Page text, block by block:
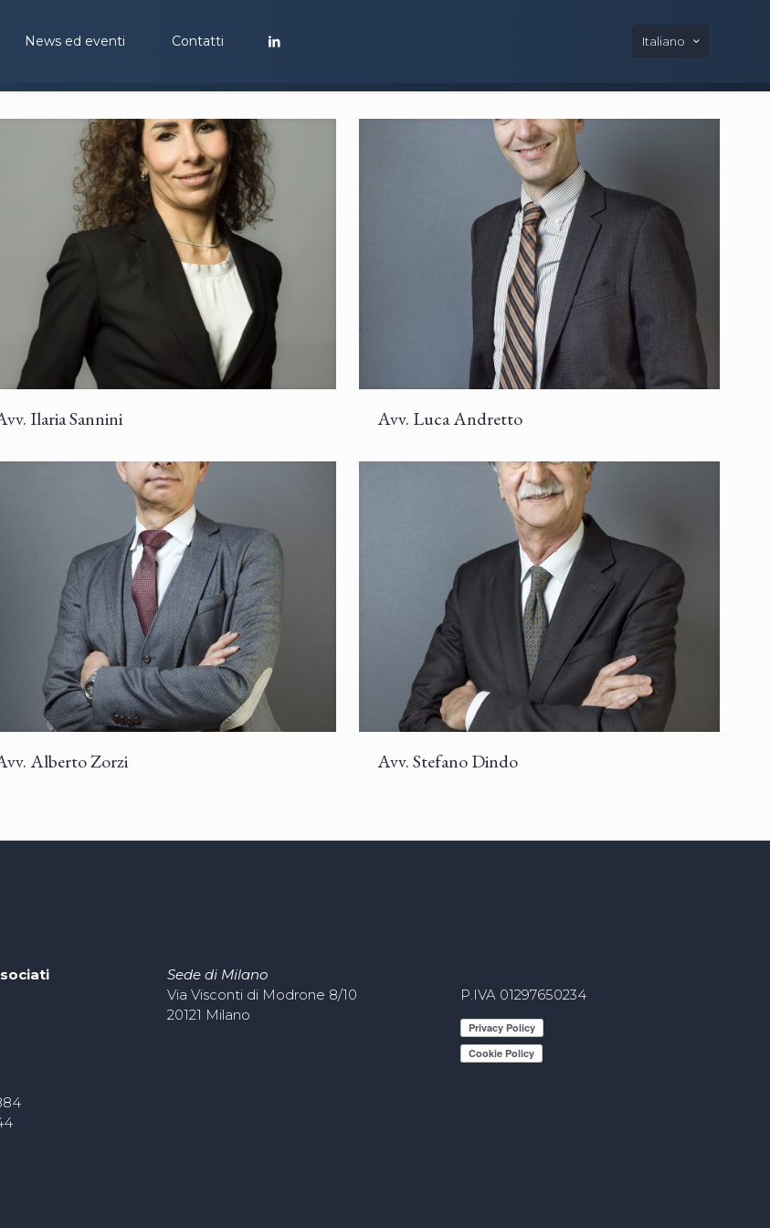
News ed eventi Contatti Italiano
Ilaria Sannini Avv. Luca Andretto
Alberto Zorzi Avv. Stefano Dindo
Sede di Milano
Via Visconti di Modrone 8/10
20121 Milano
P.IVA 01297650234